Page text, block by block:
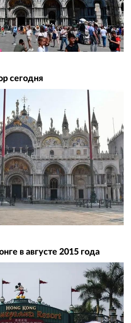
сегодня
в августе 2015 года